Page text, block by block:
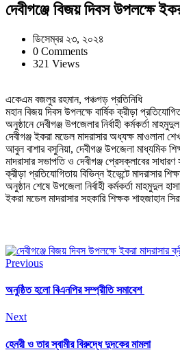
দেবীগঞ্জে বিজয় দিবস উপলক্ষে
ডিসেম্বর ২৩, ২০২৪
0 Comments
321 Views
একেএম বজলুর রহমান, পঞ্চগড় প্রতিনিধি
মহান বিজয় দিবস উপলক্ষে বার্ষিক ক্রীড়া
অনুষ্ঠানে দেবীগঞ্জ উপজেলার নির্বাহী কর্মকর্তা
দেবীগঞ্জ ইকরা মডেল মাদরাসার অধ্যক্ষ মাওলানা
আবুল বাশার বসুনিয়া, দেবীগঞ্জ উপজেলা মাধ্যমিক
মাদরাসার সভাপতি ও দেবীগঞ্জ প্রেসক্লাবের
ক্রীড়া প্রতিযোগিতায় বিভিন্ন ইভেন্টে মাদরাসার
অনুষ্ঠান শেষে উপজেলা নির্বাহী কর্মকর্তা মাহমুদুল
ইকরা মডেল মাদরাসার সহকারি শিক্ষক শাহজাহান
Previous
অনুষ্ঠিত হলো বিএনপির সম্প্রীতি সমাবেশ
Next
হেনরী ও তার স্বামীর বিরুদ্ধে দুদকের মামলা